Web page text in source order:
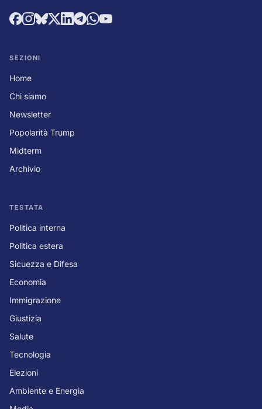
SEZIONI
Home
Chi siamo
Newsletter
Popolarità Trump
Midterm
Archivio
TESTATA
Politica interna
Politica estera
Sicuezza e Difesa
Economia
Immigrazione
Giustizia
Salute
Tecnologia
Elezioni
Ambiente e Energia